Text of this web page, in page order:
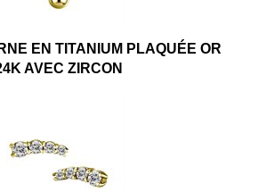
EN TITANIUM PLAQUÉE OR
AVEC ZIRCON